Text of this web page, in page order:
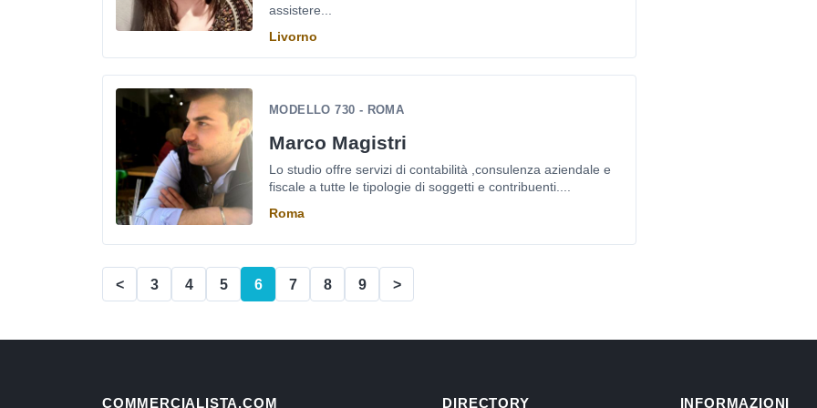
assistere...
Livorno
MODELLO 730 - ROMA
Marco Magistri
Lo studio offre servizi di contabilità ,consulenza aziendale e
fiscale a tutte le tipologie di soggetti e contribuenti....
Roma
< 3 4 5 6 7 8 9 >
COMMERCIALISTA.COM DIRECTORY INFORMAZIONI